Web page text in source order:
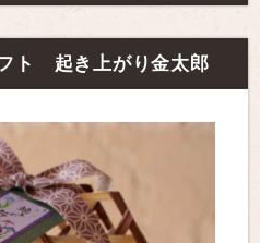
ト 起き上がり金太郎